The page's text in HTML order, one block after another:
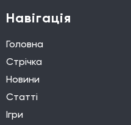
Навігація
Головна
Стрічка
Новини
Статті
Ігри